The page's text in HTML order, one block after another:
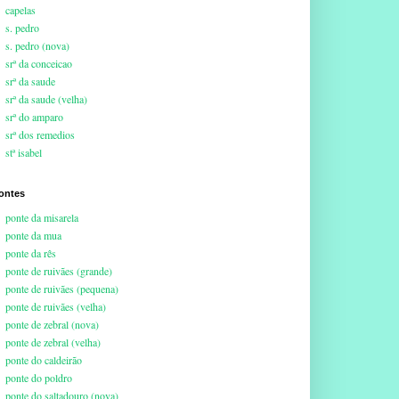
capelas
s. pedro
s. pedro (nova)
srª da conceicao
srª da saude
srª da saude (velha)
srª do amparo
srª dos remedios
stª isabel
ponte da misarela
ponte da mua
ponte da rês
ponte de ruivães (grande)
ponte de ruivães (pequena)
ponte de ruivães (velha)
ponte de zebral (nova)
ponte de zebral (velha)
ponte do caldeirão
ponte do poldro
ponte do saltadouro (nova)